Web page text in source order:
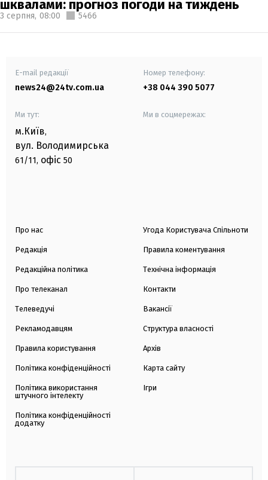
шквалами: прогноз погоди на тиждень
3 серпня, 08:00 5466
E-mail редакції
news24@24tv.com.ua
Номер телефону:
+38 044 390 5077
Ми тут:
м.Київ,
вул. Володимирська
61/11, офіс 50
Ми в соцмережах:
Про нас
Редакція
Редакційна політика
Про телеканал
Телеведучі
Рекламодавцям
Правила користування
Політика конфіденційності
Політика використання
штучного інтелекту
Політика конфіденційності
додатку
Угода Користувача Спільноти
Правила коментування
Технічна інформація
Контакти
Вакансії
Структура власності
Архів
Карта сайту
Ігри